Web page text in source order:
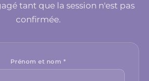
tant que la session n'est pas
confirmée.
Prénom et nom *